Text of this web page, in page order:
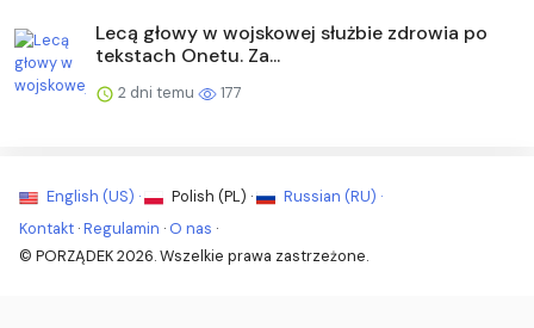
Lecą głowy w wojskowej służbie zdrowia po
tekstach Onetu. Za...
2 dni temu 177
English (US) · Polish (PL) ·
Russian (RU) ·
Kontakt ·Regulamin · O nas ·
© PORZĄDEK 2026. Wszelkie prawa zastrzeżone.